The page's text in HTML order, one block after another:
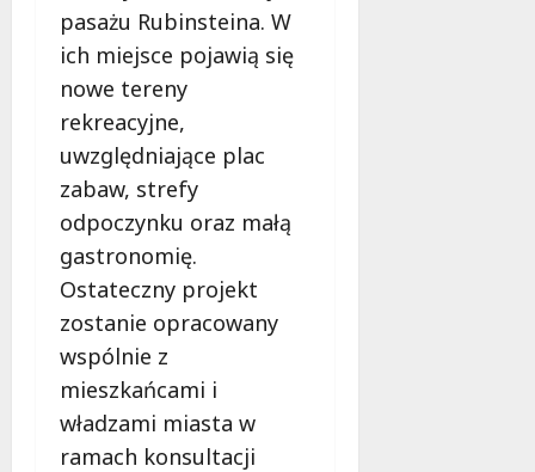
pasażu Rubinsteina. W
ich miejsce pojawią się
nowe tereny
rekreacyjne,
uwzględniające plac
zabaw, strefy
odpoczynku oraz małą
gastronomię.
Ostateczny projekt
zostanie opracowany
wspólnie z
mieszkańcami i
władzami miasta w
ramach konsultacji